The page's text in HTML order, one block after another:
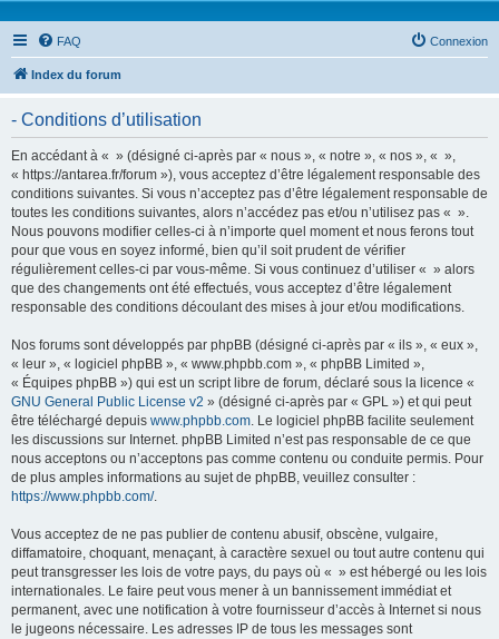
FAQ Connexion
Index du forum
- Conditions d’utilisation
En accédant à « » (désigné ci-après par « nous », « notre », « nos », « »,
« https://antarea.fr/forum »), vous acceptez d’être légalement responsable des
conditions suivantes. Si vous n’acceptez pas d’être légalement responsable de
toutes les conditions suivantes, alors n’accédez pas et/ou n’utilisez pas « ».
Nous pouvons modifier celles-ci à n’importe quel moment et nous ferons tout
pour que vous en soyez informé, bien qu’il soit prudent de vérifier
régulièrement celles-ci par vous-même. Si vous continuez d’utiliser « » alors
que des changements ont été effectués, vous acceptez d’être légalement
responsable des conditions découlant des mises à jour et/ou modifications.
Nos forums sont développés par phpBB (désigné ci-après par « ils », « eux »,
« leur », « logiciel phpBB », « www.phpbb.com », « phpBB Limited »,
« Équipes phpBB ») qui est un script libre de forum, déclaré sous la licence «
GNU General Public License v2 » (désigné ci-après par « GPL ») et qui peut
être téléchargé depuis www.phpbb.com. Le logiciel phpBB facilite seulement
les discussions sur Internet. phpBB Limited n’est pas responsable de ce que
nous acceptons ou n’acceptons pas comme contenu ou conduite permis. Pour
de plus amples informations au sujet de phpBB, veuillez consulter :
https://www.phpbb.com/.
Vous acceptez de ne pas publier de contenu abusif, obscène, vulgaire,
diffamatoire, choquant, menaçant, à caractère sexuel ou tout autre contenu qui
peut transgresser les lois de votre pays, du pays où « » est hébergé ou les lois
internationales. Le faire peut vous mener à un bannissement immédiat et
permanent, avec une notification à votre fournisseur d’accès à Internet si nous
le jugeons nécessaire. Les adresses IP de tous les messages sont